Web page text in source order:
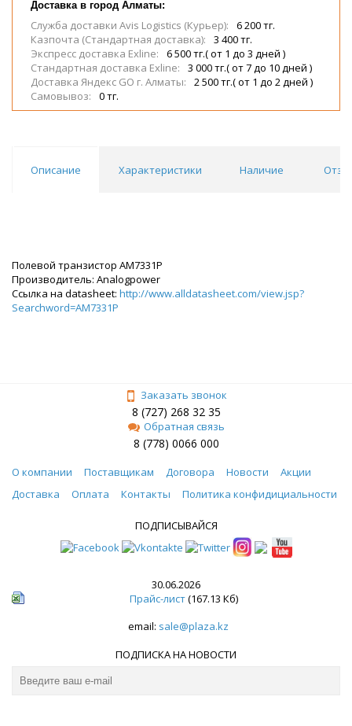
Доставка в город Алматы:
Служба доставки Avis Logistics (Курьер):
6 200 тг.
Казпочта (Стандартная доставка):
3 400 тг.
Экспресс доставка Exline:
6 500 тг.( от 1 до 3 дней )
Стандартная доставка Exline:
3 000 тг.( от 7 до 10 дней )
Доставка Яндекс GO г. Алматы:
2 500 тг.( от 1 до 2 дней )
Самовывоз:
0 тг.
Описание Характеристики Наличие
Полевой транзистор AM7331P
Производитель: Analogpower
Ссылка на datasheet: http://www.alldatasheet.com/view.jsp?
Searchword=AM7331P
Заказать звонок
8 (727) 268 32 35
Обратная связь
8 (778) 0066 000
О компании Поставщикам Договора Новости
Акции
Доставка
Оплата Контакты Политика конфидициальности
ПОДПИСЫВАЙСЯ
30.06.2026
Прайс-лист(167.13 Кб)
email: sale@plaza.kz
ПОДПИСКА НА НОВОСТИ